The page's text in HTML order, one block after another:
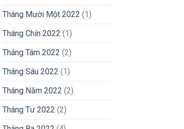
Tháng Mười Một 2022 (1)
Tháng Chín 2022 (1)
Tháng Tám 2022 (2)
Tháng Sáu 2022 (1)
Tháng Năm 2022 (2)
Tháng Tư 2022 (2)